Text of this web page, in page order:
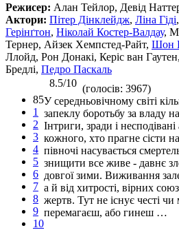
Режисер: Алан Тейлор, Девід
Актори: Пітер Дінклейдж, Ліна Гіді,
Герінґтон, Ніколай Костер-Валдау,
Тернер, Айзек Хемпстед-Райт, Шон
Ллойд, Рон Донакі, Керіс ван Гаутен,
Бредлі, Педро Паскаль
85
1
2
3
4
5
6
7
8
9
10
8.5/10 (голосів: 3967)
У середньовічному світі
запеклу боротьбу за владу
Інтриги, зради і
кожного, хто прагне сісти
півночі насувається
знищити все живе - давнє
довгої зими. Виживання
а й від хитрості, вірних
жертв. Тут не існує честі
перемагаєш, або гинеш …